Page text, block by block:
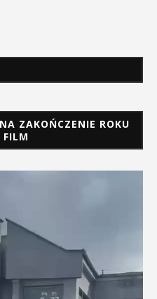
ZAKOŃCZENIE ROKU
FILM